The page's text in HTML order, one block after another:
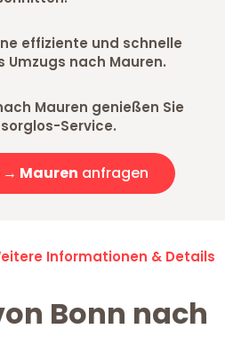
effiziente und schnelle
Umzugs nach Mauren.
Mauren genießen Sie
Service.
→ Mauren anfragen
Informationen & Details
Bonn nach